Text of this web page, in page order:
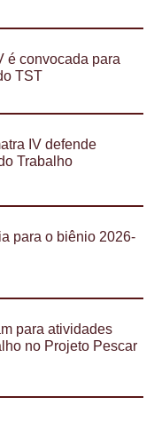
é convocada para
TST
IV defende
Trabalho
para o biênio 2026-
para atividades
no Projeto Pescar